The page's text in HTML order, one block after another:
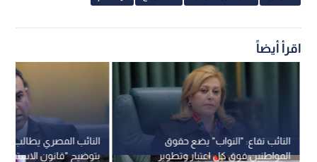
اقرأ أيضاً
النائب المصري يطالب
بتوضيح "قانون
النائب نفاع: "النواب" يضع حقوق
المواطنين فوق كل اعتبار وتطوير